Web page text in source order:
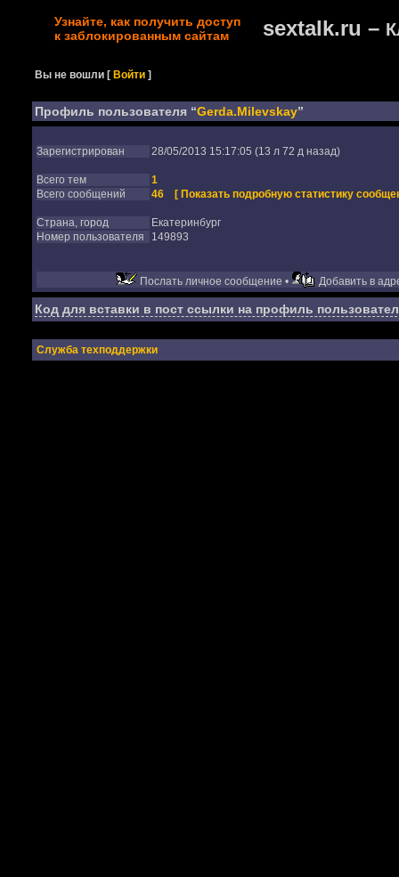
Узнайте, как получить доступ
к заблокированным сайтам
sextalk.ru –
Вы не вошли [Войти ]
Профиль пользователя “Gerda.Milevskay”
Зарегистрирован 28/05/2013 15:17:05 (13 л 72 д назад)
Всего тем
1
Всего сообщений
46 [ Показать подробную статистику
Страна, город
Екатеринбург
Номер пользователя
149893
Послать личное сообщение • Добавить в
Код для вставки в пост ссылки на профиль
Служба техподдержки